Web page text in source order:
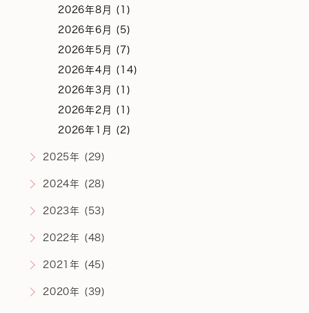
2026年8月 (1)
2026年6月 (5)
2026年5月 (7)
2026年4月 (14)
2026年3月 (1)
2026年2月 (1)
2026年1月 (2)
2025年 (29)
2024年 (28)
2023年 (53)
2022年 (48)
2021年 (45)
2020年 (39)